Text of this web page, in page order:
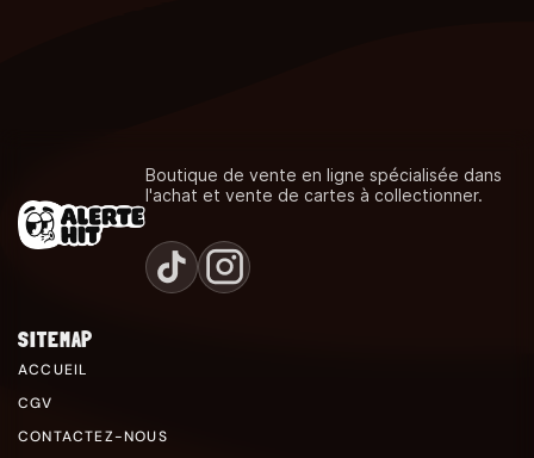
Boutique de vente en ligne spécialisée dans
l'achat et vente de cartes à collectionner.
SITEMAP
ACCUEIL
CGV
CONTACTEZ-NOUS